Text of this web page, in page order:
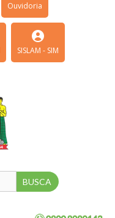
Ouvidoria
SISLAM - SIM